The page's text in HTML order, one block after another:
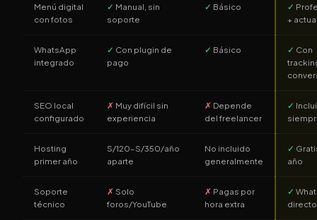
Menú digital
con fotos
✓ Manual, sin
soporte
✓ Básico ✓
+
WhatsApp
integrado
✓ Con plugin de
pago
✓ Básico ✓ Con
SEO local
configurado
✗ Muy difícil sin
experiencia
✗ Depende
del freelancer
✓
Hosting
primer año
S/120–S/350/año
aparte
No incluido
generalmente
✓
año
Soporte
técnico
✗ Solo
foros/YouTube
✗ Pagas por
hora extra
✓
directo